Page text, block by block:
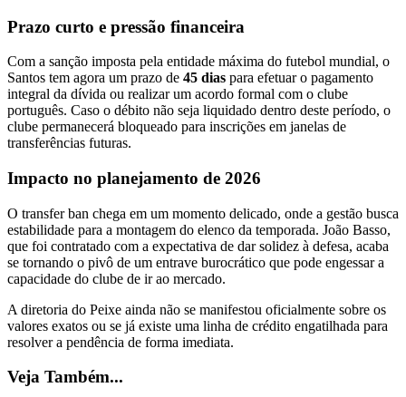
Prazo curto e pressão financeira
Com a sanção imposta pela entidade máxima do futebol mundial, o
Santos tem agora um prazo de 45 dias para efetuar o pagamento
integral da dívida ou realizar um acordo formal com o clube
português. Caso o débito não seja liquidado dentro deste período, o
clube permanecerá bloqueado para inscrições em janelas de
transferências futuras.
Impacto no planejamento de 2026
O transfer ban chega em um momento delicado, onde a gestão busca
estabilidade para a montagem do elenco da temporada. João Basso,
que foi contratado com a expectativa de dar solidez à defesa, acaba
se tornando o pivô de um entrave burocrático que pode engessar a
capacidade do clube de ir ao mercado.
A diretoria do Peixe ainda não se manifestou oficialmente sobre os
valores exatos ou se já existe uma linha de crédito engatilhada para
resolver a pendência de forma imediata.
Veja Também...